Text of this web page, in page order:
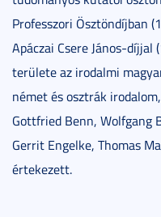
Professzori Ösztöndíjban
Apáczai Csere János-
területe az irodalmi
német és osztrák
Gottfried Benn, Wolfgang
Gerrit Engelke, Thomas
értekezett.